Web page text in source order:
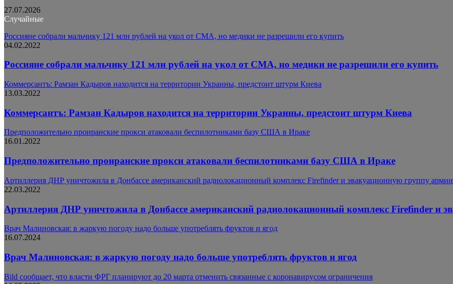
27.07.2026
Случайные
Россияне собрали мальчику 121 млн рублей на укол от СМА, но медики не разрешили его купить
04.02.2022
Россияне собрали мальчику 121 млн рублей на укол от СМА, но медики не разрешили его купить
Коммерсантъ: Рамзан Кадыров находится на территории Украины, предстоит штурм Киева
13.03.2022
Коммерсантъ: Рамзан Кадыров находится на территории Украины, предстоит штурм Киева
Предположительно проиранские прокси атаковали беспилотниками базу США в Ираке
16.01.2022
Предположительно проиранские прокси атаковали беспилотниками базу США в Ираке
Артиллерия ДНР уничтожила в Донбассе американский радиолокационный комплекс Firefinder и эвакуационную группу
22.03.2022
Артиллерия ДНР уничтожила в Донбассе американский радиолокационный комплекс Firefinder и
Врач Малиновская: в жаркую погоду надо больше употреблять фруктов и ягод
16.07.2024
Врач Малиновская: в жаркую погоду надо больше употреблять фруктов и ягод
Bild сообщает, что власти ФРГ планируют до 20 марта отменить связанные с коронавирусом ограничения